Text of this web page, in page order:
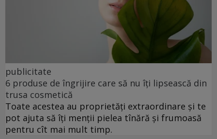
publicitate
6 produse de îngrijire care să nu îți lipsească din
trusa cosmetică
Toate acestea au proprietăți extraordinare și te
pot ajuta să îți menții pielea tînără și frumoasă
pentru cît mai mult timp.